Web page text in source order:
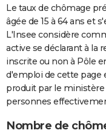
Le taux de chômage
âgée de 15 à 64 ans et
L'Insee considère
active se déclarant à la
inscrite ou non à Pôle
d'emploi de cette page
produit par le ministère
personnes
Nombre de